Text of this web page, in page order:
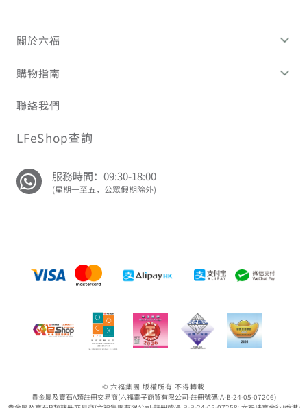
關於六福
購物指南
聯絡我們
LFeShop查詢
服務時間：09:30-18:00
(星期一至五，公眾假期除外)
© 六福集團 版權所有 不得轉載
貴金屬及寶石A類註冊交易商(六福電子商貿有限公司-註冊號碼:A-B-24-05-07206)